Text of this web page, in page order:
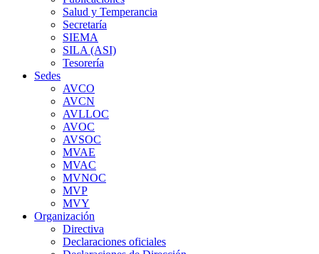
Salud y Temperancia
Secretaría
SIEMA
SILA (ASI)
Tesorería
Sedes
AVCO
AVCN
AVLLOC
AVOC
AVSOC
MVAE
MVAC
MVNOC
MVP
MVY
Organización
Directiva
Declaraciones oficiales